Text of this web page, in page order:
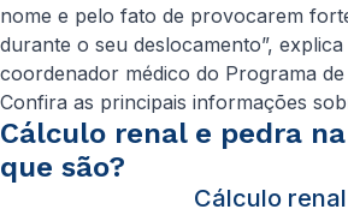
nome e pelo fato de provocarem
durante o seu deslocamento”,
coordenador médico do Programa de
Confira as principais informações
Cálculo renal e pedra
que são?
Cálculo renal